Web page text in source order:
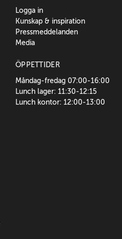
Logga in
Kunskap & inspiration
Pressmeddelanden
Media
ÖPPETTIDER
Måndag-fredag 07:00-16:00
Lunch lager: 11:30-12:15
Lunch kontor: 12:00-13:00